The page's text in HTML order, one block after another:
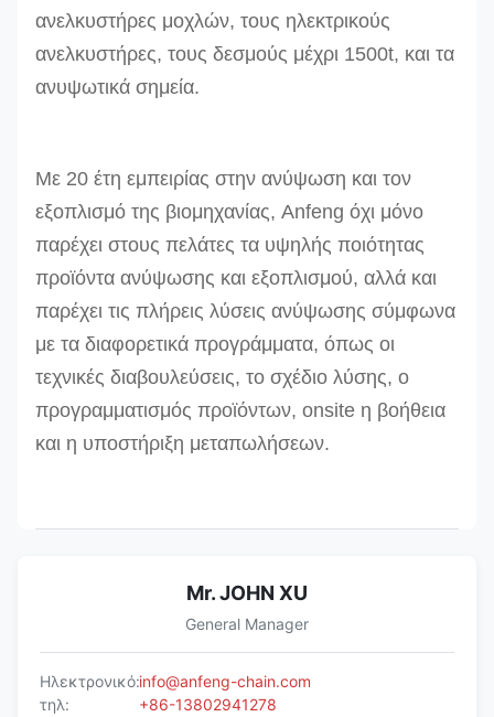
ανελκυστήρες μοχλών, τους ηλεκτρικούς
ανελκυστήρες, τους δεσμούς μέχρι 1500t, και τα
ανυψωτικά σημεία.
Με 20 έτη εμπειρίας στην ανύψωση και τον
εξοπλισμό της βιομηχανίας, Anfeng όχι μόνο
παρέχει στους πελάτες τα υψηλής ποιότητας
προϊόντα ανύψωσης και εξοπλισμού, αλλά και
παρέχει τις πλήρεις λύσεις ανύψωσης σύμφωνα
με τα διαφορετικά προγράμματα, όπως οι
τεχνικές διαβουλεύσεις, το σχέδιο λύσης, ο
προγραμματισμός προϊόντων, onsite η βοήθεια
και η υποστήριξη μεταπωλήσεων.
Mr. JOHN XU
General Manager
Ηλεκτρονικό:info@anfeng-chain.com
τηλ:
+86-13802941278